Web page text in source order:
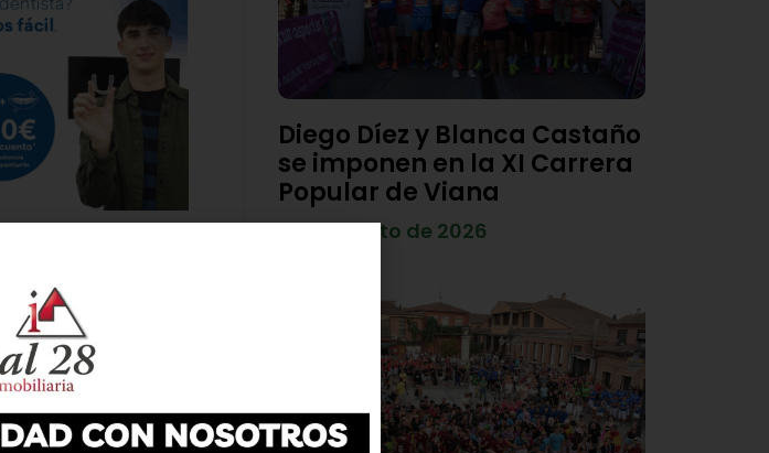
del coronavirus en
y servicios del
para buscar
los
«para paliar los
a suspender su
con el objetivo de
Diego Díez y Blanca Castaño
se imponen en la XI Carrera
Popular de Viana
4 de agosto de 2026